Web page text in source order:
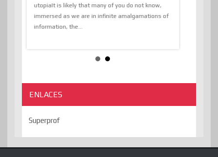
utopiaIt is likely that many of you do not know,
immersed as we are in infinite amalgamations of
information, the...
ENLACES
Superprof